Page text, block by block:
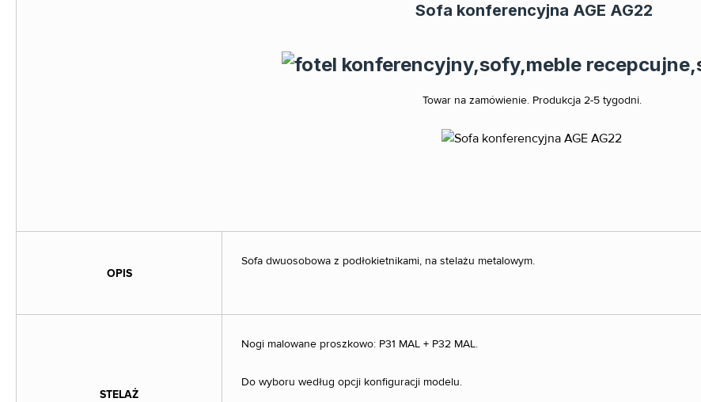
Sofa konferencyjna AGE AG22
Towar na zamówienie. Produkcja 2-5 tygodni.
OPIS
Sofa dwuosobowa z podłokietnikami, na stelażu metalowym.
STELAŻ
Nogi malowane proszkowo: P31 MAL + P32 MAL.
Do wyboru według opcji konfiguracji modelu.